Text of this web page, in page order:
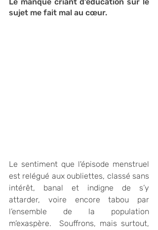
sujet me fait mal au cœur.
Le sentiment que l'épisode menstruel
est relégué aux oubliettes, classé sans
intérêt, banal et indigne de s’y
attarder, voire encore tabou par
l’ensemble de la population
m’exaspère.  Souffrons, mais surtout,